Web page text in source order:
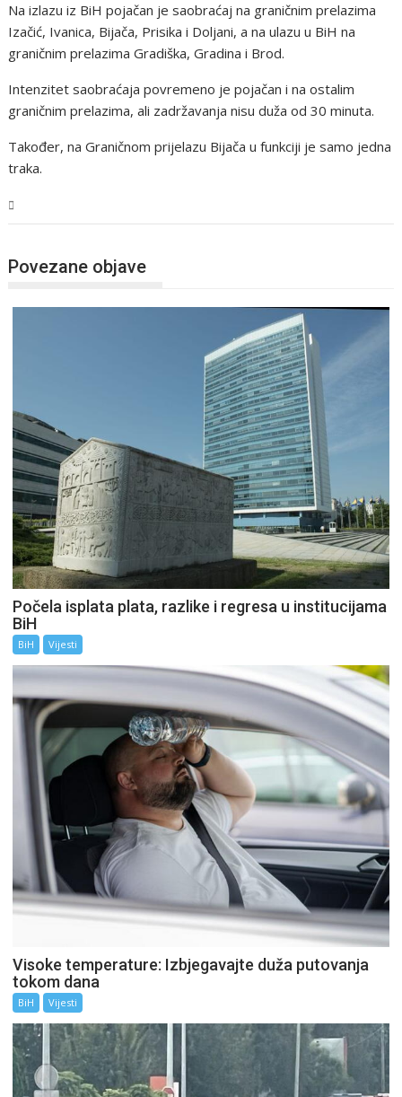
Na izlazu iz BiH pojačan je saobraćaj na graničnim prelazima
Izačić, Ivanica, Bijača, Prisika i Doljani, a na ulazu u BiH na
graničnim prelazima Gradiška, Gradina i Brod.
Intenzitet saobraćaja povremeno je pojačan i na ostalim
graničnim prelazima, ali zadržavanja nisu duža od 30 minuta.
Također, na Graničnom prijelazu Bijača u funkciji je samo jedna
traka.
Povezane objave
Počela isplata plata, razlike i regresa u institucijama
BiH
BiH Vijesti
Visoke temperature: Izbjegavajte duža putovanja
tokom dana
BiH Vijesti